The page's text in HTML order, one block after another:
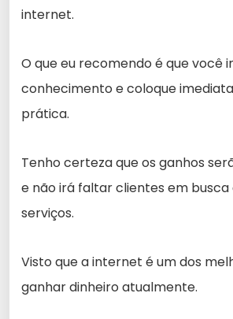
internet.
O que eu recomendo é que você
conhecimento e coloque
prática.
Tenho certeza que os ganhos
e não irá faltar clientes em busca
serviços.
Visto que a internet é um dos
ganhar dinheiro atualmente.